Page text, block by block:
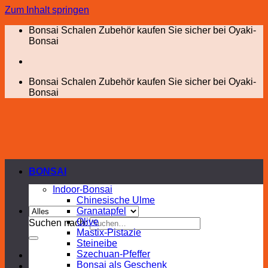
Zum Inhalt springen
Bonsai Schalen Zubehör kaufen Sie sicher bei Oyaki-
Bonsai
Bonsai Schalen Zubehör kaufen Sie sicher bei Oyaki-
Bonsai
Suchen nach:
BONSAI
Indoor-Bonsai
Chinesische Ulme
Granatapfel
Olive
Mastix-Pistazie
Steineibe
Szechuan-Pfeffer
Bonsai als Geschenk